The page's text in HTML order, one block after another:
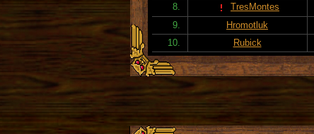
8.
TresMontes
9.
Hromotluk
10.
Rubick